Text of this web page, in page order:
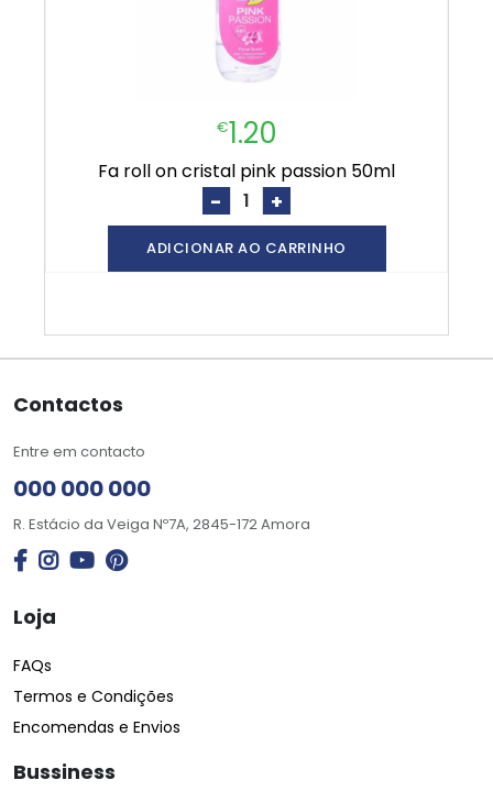
€1.20
fa roll on cristal pink passion 50ml
- +
ADICIONAR AO CARRINHO
Contactos
Entre em contacto
000 000 000
R. Estácio da Veiga Nº7A, 2845-172 Amora
Loja
FAQs
Termos e Condições
Encomendas e Envios
Bussiness